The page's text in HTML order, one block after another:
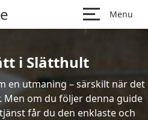
Menu
i Slätthult
en utmaning – särskilt när det
om du följer denna guide
får du den enklaste och